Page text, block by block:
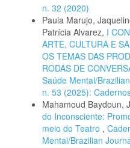
n. 32 (2020)
Paula Marujo,
Patrícia Alvarez, I
ARTE, CULTURA E
OS TEMAS DAS
RODAS DE
Saúde Mental/
n. 53 (2025):
Mahamoud Baydoun,
do Inconsciente:
meio do Teatro ,
Mental/Brazilian